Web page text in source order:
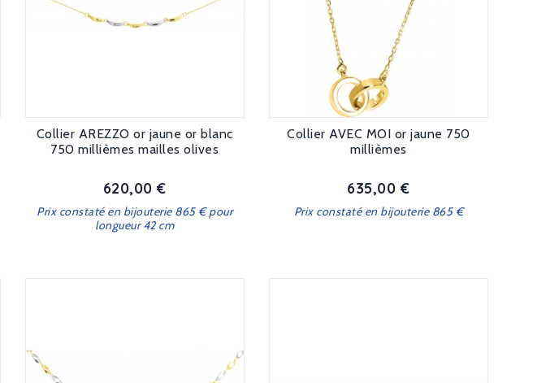
Collier AREZZO or jaune or blanc
750 millièmes mailles olives
Prix
620,00 €
Prix constaté en bijouterie 865 € pour
longueur 42 cm
Collier AVEC MOI or jaune 750
millièmes
Prix
635,00 €
Prix constaté en bijouterie 865 €